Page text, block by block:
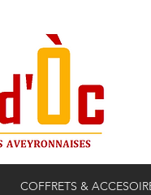
COFFRETS &